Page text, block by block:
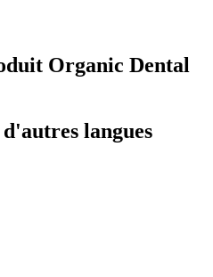
Organic Dental
langues